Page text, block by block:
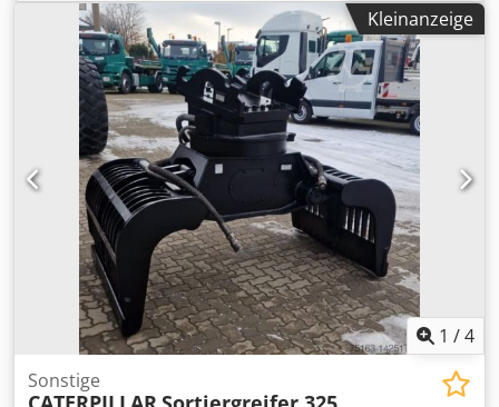
Std. Geschlossene Kabine Klimaanlage Radio
Monoausleger Stiellänge: 2,20 m. Hammer-, Greifer-,
Scheren- Verrohrung Schnellwechsler OQ45 1x Löffel –
750mm breit Laufwerk ca. 60% erhalten Bodenplatten 450
mm breit Schildabstützung Mitsubishi Motor mit 43 kW
Codozrt Amspfx Agmerf CE Einsatzgewicht: 8,5 to.
Kleinanzeige
1 /4
Sonstige